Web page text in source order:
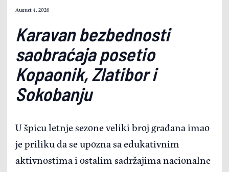
August 4, 2026
Karavan bezbednosti
saobraćaja posetio
Kopaonik, Zlatibor i
Sokobanju
U špicu letnje sezone veliki broj građana imao
je priliku da se upozna sa edukativnim
aktivnostima i ostalim sadržajima nacionalne